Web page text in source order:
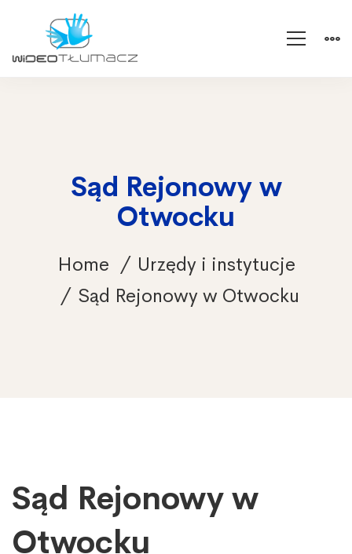
Sąd Rejonowy w
Otwocku
Home
Urzędy i instytucje
Sąd Rejonowy w Otwocku
Sąd
Rejonowy
w
Sąd Rejonowy w
Otwocku